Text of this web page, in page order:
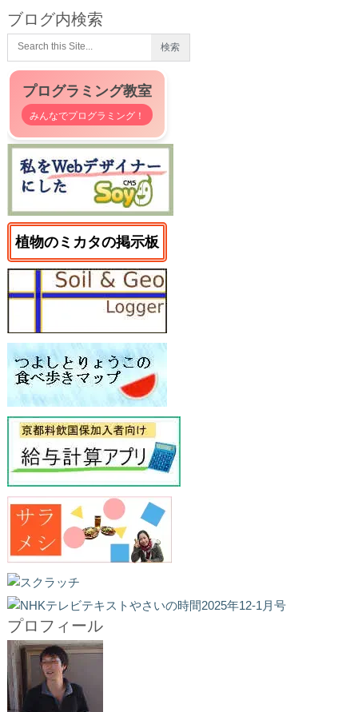
ブログ内検索
プログラミング教室
みんなでプログラミング！
植物のミカタの掲示板
プロフィール